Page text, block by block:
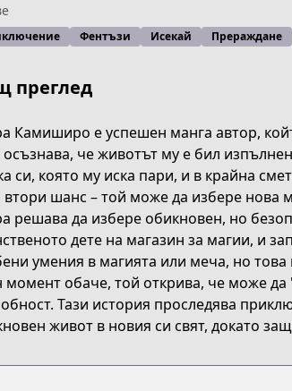
4f50-8fc0-ab8304570258
saikyou-mangaka-wa-oekaki-
Фентъзи Исекай Прераждане
преглед
Камиширо е успешен манга автор,
осъзнава, че животът му е бил
си, която му иска пари, и в крайна
втори шанс – той може да избере нова
решава да избере обикновен, но
дете на магазин за магии, и
умения в магията или меча, но
момент обаче, той открива, че може
Тази история проследява
живот в новия си свят, докато